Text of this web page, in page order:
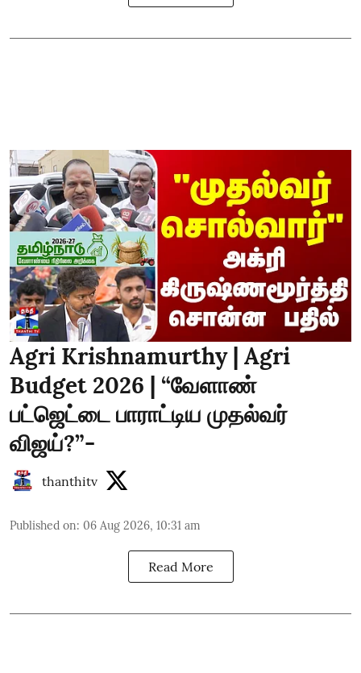
Agri Krishnamurthy | Agri
Budget 2026 | “வேளாண்
பட்ஜெட்டை பாராட்டிய முதல்வர்
விஜய்?”-
thanthitv
Published on: 06 Aug 2026, 10:31 am
Read More